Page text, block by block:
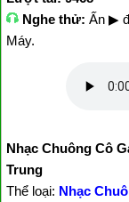
Nghe thử: Ấn ▶
Máy.
Nhạc Chuông Cô
Trung
Thể loại: Nhạc